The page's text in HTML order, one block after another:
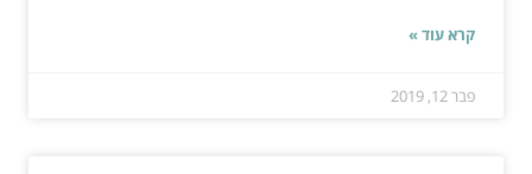
קרא עוד »
פבר 12, 2019